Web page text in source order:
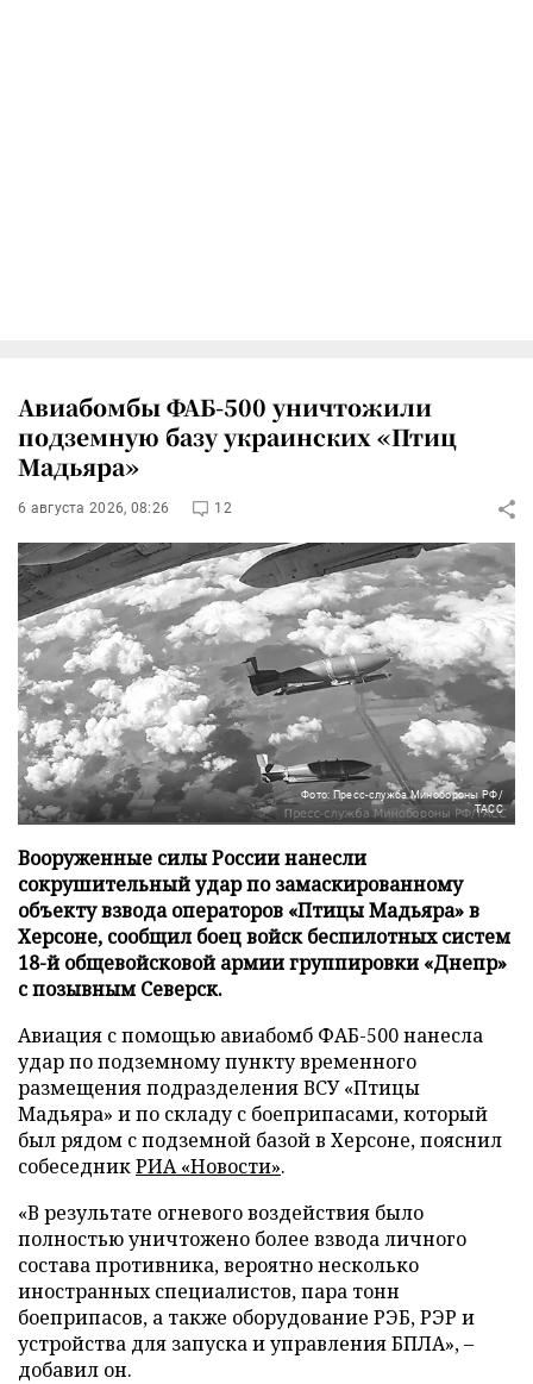
Авиабомбы ФАБ-500 уничтожили
подземную базу украинских «Птиц
Мадьяра»
6 августа 2026, 08:26 12
Фото: Пресс-служба Минобороны РФ/
ТАСС
Вооруженные силы России нанесли
сокрушительный удар по замаскированному
объекту взвода операторов «Птицы Мадьяра» в
Херсоне, сообщил боец войск беспилотных систем
18-й общевойсковой армии группировки «Днепр»
с позывным Северск.
Авиация с помощью авиабомб ФАБ-500 нанесла
удар по подземному пункту временного
размещения подразделения ВСУ «Птицы
Мадьяра» и по складу с боеприпасами, который
был рядом с подземной базой в Херсоне, пояснил
собеседникРИА «Новости».
«В результате огневого воздействия было
полностью уничтожено более взвода личного
состава противника, вероятно несколько
иностранных специалистов, пара тонн
боеприпасов, а также оборудование РЭБ, РЭР и
устройства для запуска и управления БПЛА», –
добавил он.